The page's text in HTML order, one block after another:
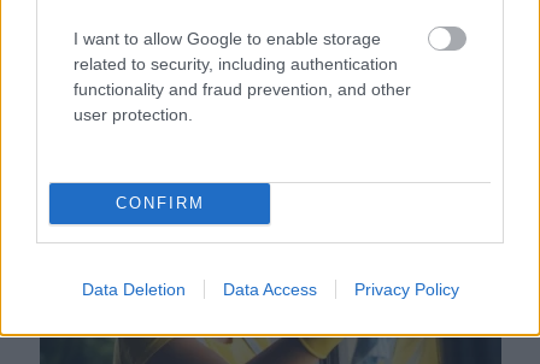
I want to allow Google to enable storage
related to security, including authentication
functionality and fraud prevention, and other
user protection.
CONFIRM
Data Deletion Data Access Privacy Policy
Orvos figyelmeztet: ezt az apró reggeli tünetet ne
söpörd a szőnyeg alá